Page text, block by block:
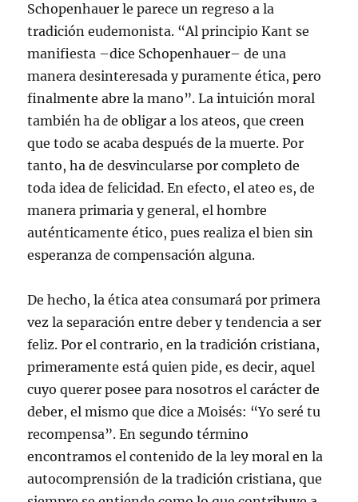
Schopenhauer le parece un regreso a la
tradición eudemonista. “Al principio Kant se
manifiesta –dice Schopenhauer– de una
manera desinteresada y puramente ética, pero
finalmente abre la mano”. La intuición moral
también ha de obligar a los ateos, que creen
que todo se acaba después de la muerte. Por
tanto, ha de desvincularse por completo de
toda idea de felicidad. En efecto, el ateo es, de
manera primaria y general, el hombre
auténticamente ético, pues realiza el bien sin
esperanza de compensación alguna.
De hecho, la ética atea consumará por primera
vez la separación entre deber y tendencia a ser
feliz. Por el contrario, en la tradición cristiana,
primeramente está quien pide, es decir, aquel
cuyo querer posee para nosotros el carácter de
deber, el mismo que dice a Moisés: “Yo seré tu
recompensa”. En segundo término
encontramos el contenido de la ley moral en la
autocomprensión de la tradición cristiana, que